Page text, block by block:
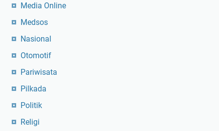
Media Online
Medsos
Nasional
Otomotif
Pariwisata
Pilkada
Politik
Religi